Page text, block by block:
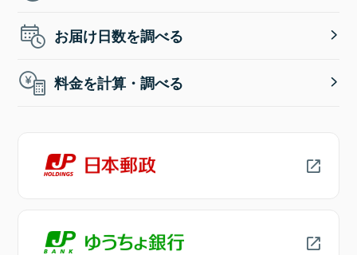
お届け日数を調べる
料金を計算・調べる